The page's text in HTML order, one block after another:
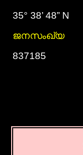
35° 38’ 48” N
ജനസംഖ്യ
837185